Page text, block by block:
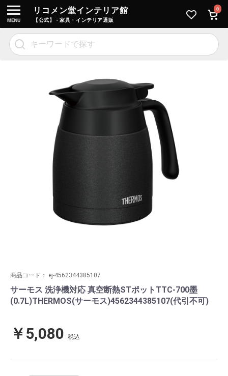
リコメン堂インテリア館
【公式】 - 家具・インテリア通販
0
商品コード： ej-4562344385107
サーモス 洗浄機対応 真空断熱STポットTTC-700墨
(0.7L)THERMOS(サーモス)4562344385107(代引不可)
￥5,080 税込